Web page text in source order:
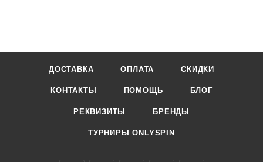
ДОСТАВКА ОПЛАТА СКИДКИ
КОНТАКТЫ ПОМОЩЬ БЛОГ
РЕКВИЗИТЫ БРЕНДЫ
ТУРНИРЫ ONLYSPIN